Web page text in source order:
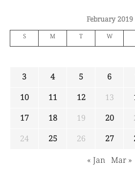
February 2019
S M T W
3
4 5 6
10
11 12 13
17
18 19 20
24
25 26 27
« Jan Mar »